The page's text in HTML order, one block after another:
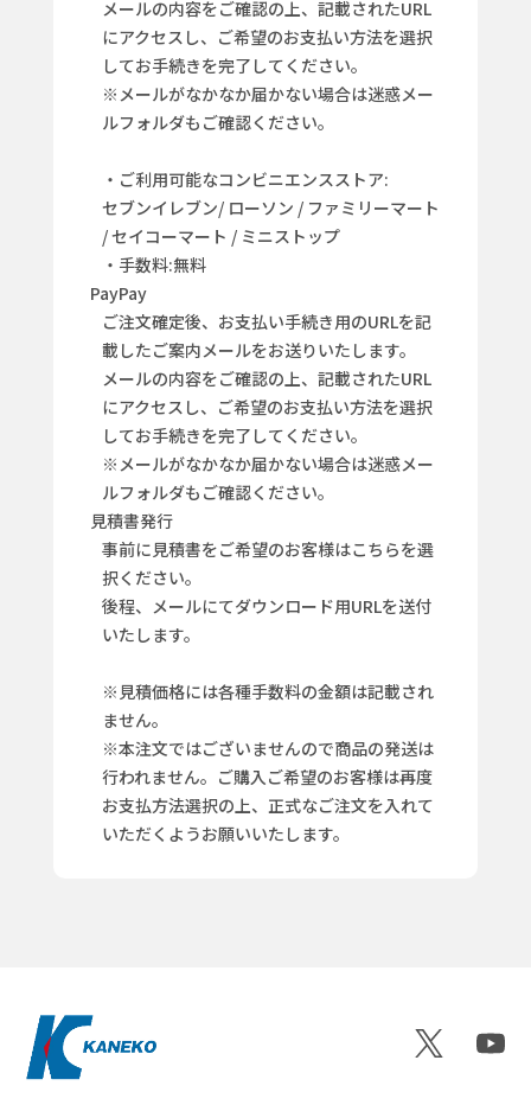
メールの内容をご確認の上、記載されたURL
にアクセスし、ご希望のお支払い方法を選択
してお手続きを完了してください。
※メールがなかなか届かない場合は迷惑メー
ルフォルダもご確認ください。
・ご利用可能なコンビニエンスストア:
セブンイレブン/ ローソン / ファミリーマート
/ セイコーマート / ミニストップ
・手数料:無料
PayPay
ご注文確定後、お支払い手続き用のURLを記
載したご案内メールをお送りいたします。
メールの内容をご確認の上、記載されたURL
にアクセスし、ご希望のお支払い方法を選択
してお手続きを完了してください。
※メールがなかなか届かない場合は迷惑メー
ルフォルダもご確認ください。
見積書発行
事前に見積書をご希望のお客様はこちらを選
択ください。
後程、メールにてダウンロード用URLを送付
いたします。
※見積価格には各種手数料の金額は記載され
ません。
※本注文ではございませんので商品の発送は
行われません。ご購入ご希望のお客様は再度
お支払方法選択の上、正式なご注文を入れて
いただくようお願いいたします。